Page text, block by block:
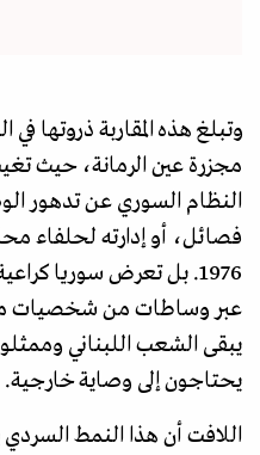
وتبلغ هذه المقاربة ذروتها في
مجزرة عين الرمانة، حيث
النظام السوري عن تدهور
فصائل، أو إدارته لحلفاء
1976. بل تعرض سوريا
عبر وساطات من شخصيات
يبقى الشعب اللبناني
يحتاجون إلى وصاية خارجية.
اللافت أن هذا النمط